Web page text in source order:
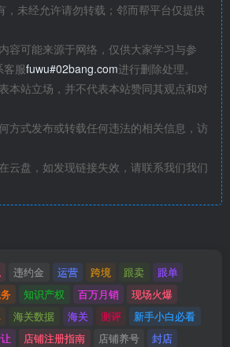
，未经允许请勿转载；邻而帮平台仅提供
容可能来源于网络，仅供大家学习与参
服fuwu#02bang.com进行删除处理。
本站立场，并不代表本站赞同其观点和对
方式发布或转载任何违法的相关信息，访
云盘，如发现链接失效，请联系我们我们
违约金 运营 跨境 跟卖
跟单
知识产权 百万月销
现场火爆
海关数据 海关 测评
新手小白必看
店铺注册指南 店铺养号
封店